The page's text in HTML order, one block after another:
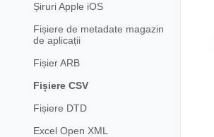
Șiruri Apple iOS
Fișiere de metadate magazin
de aplicații
Fișier ARB
Fișiere CSV
Fișiere DTD
Excel Open XML